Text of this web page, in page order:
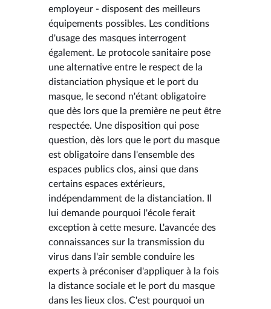
employeur - disposent des meilleurs
équipements possibles. Les conditions
d'usage des masques interrogent
également. Le protocole sanitaire pose
une alternative entre le respect de la
distanciation physique et le port du
masque, le second n'étant obligatoire
que dès lors que la première ne peut être
respectée. Une disposition qui pose
question, dès lors que le port du masque
est obligatoire dans l'ensemble des
espaces publics clos, ainsi que dans
certains espaces extérieurs,
indépendamment de la distanciation. Il
lui demande pourquoi l'école ferait
exception à cette mesure. L'avancée des
connaissances sur la transmission du
virus dans l'air semble conduire les
experts à préconiser d'appliquer à la fois
la distance sociale et le port du masque
dans les lieux clos. C'est pourquoi un